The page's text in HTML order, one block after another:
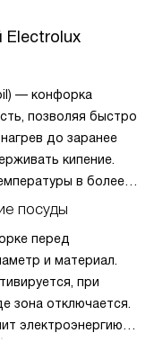
Electrolux
— конфорка
позволяя быстро
до заранее
кипение.
в более
что для
холодной.
посуды
перед
и материал.
при
зона отключается.
электроэнергию